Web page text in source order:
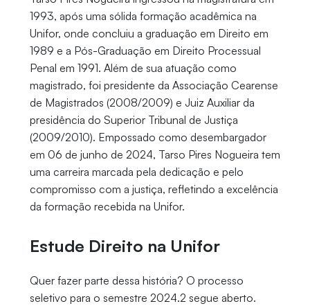
1993, após uma sólida formação acadêmica na
Unifor, onde concluiu a graduação em Direito em
1989 e a Pós-Graduação em Direito Processual
Penal em 1991. Além de sua atuação como
magistrado, foi presidente da Associação Cearense
de Magistrados (2008/2009) e Juiz Auxiliar da
presidência do Superior Tribunal de Justiça
(2009/2010). Empossado como desembargador
em 06 de junho de 2024, Tarso Pires Nogueira tem
uma carreira marcada pela dedicação e pelo
compromisso com a justiça, refletindo a excelência
da formação recebida na Unifor.
Estude Direito na Unifor
Quer fazer parte dessa história? O processo
seletivo para o semestre 2024.2 segue aberto.